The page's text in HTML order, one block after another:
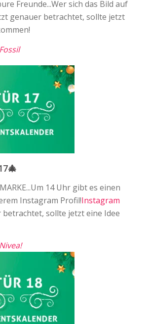
Freunde...Wer sich das Bild auf
genauer betrachtet, sollte jetzt
Fossil
14 Uhr gibt es einen
Instagram Profil!⁠Instagram
sollte jetzt eine Idee
Nivea!